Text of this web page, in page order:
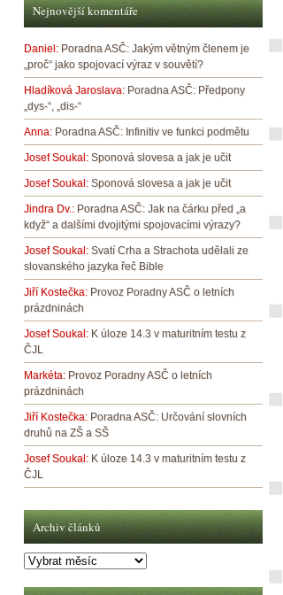
Nejnovější komentáře
Daniel: Poradna ASČ: Jakým větným členem je
„proč“ jako spojovací výraz v souvětí?
Hladíková Jaroslava: Poradna ASČ: Předpony
„dys-“, „dis-“
Anna: Poradna ASČ: Infinitiv ve funkci podmětu
Josef Soukal: Sponová slovesa a jak je učit
Josef Soukal: Sponová slovesa a jak je učit
Jindra Dv.: Poradna ASČ: Jak na čárku před „a
když“ a dalšími dvojitými spojovacími výrazy?
Josef Soukal: Svatí Crha a Strachota udělali ze
slovanského jazyka řeč Bible
Jiří Kostečka: Provoz Poradny ASČ o letních
prázdninách
Josef Soukal: K úloze 14.3 v maturitním testu z
ČJL
Markéta: Provoz Poradny ASČ o letních
prázdninách
Jiří Kostečka: Poradna ASČ: Určování slovních
druhů na ZŠ a SŠ
Josef Soukal: K úloze 14.3 v maturitním testu z
ČJL
Archiv článků
Archiv
článků